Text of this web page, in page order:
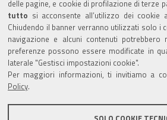
delle pagine, e cookie di profilazione di terze
tutto si acconsente all’utilizzo dei cookie
Chiudendo il banner verranno utilizzati solo i
navigazione e alcuni contenuti potrebbero
preferenze possono essere modificate in
laterale "Gestisci impostazioni cookie".
Per maggiori informazioni, ti invitiamo a
Policy
Amministrazione trasparente
Albo Camerale
Pubblicità Legale
Area riservata Amministratori